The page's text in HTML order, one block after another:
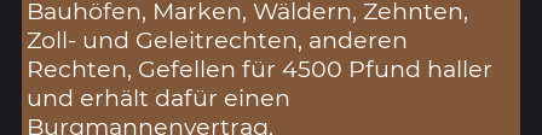
Bauhöfen, Marken, Wäldern, Zehnten,
Zoll- und Geleitrechten, anderen
Rechten, Gefellen für 4500 Pfund haller
und erhält dafür einen
Burgmannenvertrag.